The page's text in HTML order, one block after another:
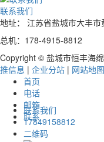
联系我们
地址： 江苏省盐城市大丰市
总机：178-4915-8812
Copyright © 盐城市恒丰海绵
推信息 | 企业分站 | 网站地图
首页
电话
邮箱
联系
联系我们
17849158812
二维码